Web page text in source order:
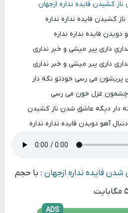
کشیدن فایده نداره نداره
دویدن فایده نداره نداره
داری پیر میشی و خبر نداری
داری پیر میشی و خبر نداری
می رسی خودتو نگه دار
چشمون غزل خون می رسی
دار دیگه عاشق شدن ناز کشیدن
آهو دویدن فایده نداره نداره
فایده نداره ازجهان : با حجم
ADS